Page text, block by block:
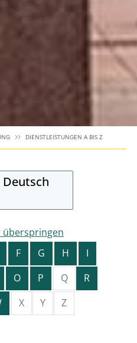
DIENSTLEISTUNGEN A BIS Z
Deutsch
überspringen
F G H
I
O P Q
R
X Y Z